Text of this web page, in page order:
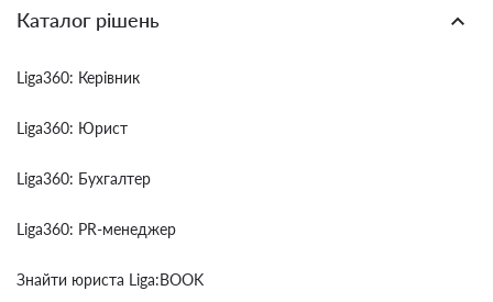
Каталог рішень
Liga360: Керівник
Liga360: Юрист
Liga360: Бухгалтер
Liga360: PR-менеджер
Знайти юриста Liga:BOOK